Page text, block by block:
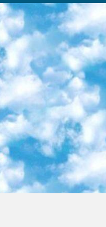
площадки регулярно обрастает текстами статей из различных научных изданий. Сгруппированные по журналам и рубрикам публикации можно читать онлайн или скачивать целиком в PDF-формате. Проект нацелен на популяризацию науки за счёт открытого доступа к качественной информации. 6. «ПостНаука» На этом ресурсе публикуют подборки видеолекций, составленные экспертами из разных отраслей и объединённые общими темами. Среди них, к примеру, есть серии «Биоинформатика и геномика», «Культура средневековой Скандинавии» и Cinema Studies о теории кино. Каждая подборка лекций — логически связанная история, рассказанная экспертом от первого лица. Кроме того, на сайте появляются научно-образовательные статьи и тесты на разные темы. 7. «Newочём» Команда проекта «Newочём» отбирает самые интересные тексты из англоязычных СМИ и переводит те из них, за которые голосуют участники сообщества «ВКонтакте». По большей части это научно-популярные статьи. Редакторы придумывают лишь заголовки, в остальном содержание переводов соответствует оригиналам. Полные тексты можно читать прямо в социальной сети. 8. InternetUrok Онлайн-база материалов по основным дисциплинам школьной программы. Информация на сайте структурирована по классам, предметам и темам (урокам). Каждый урок состоит из видеолекций и конспектов. Есть также интерактивные тренажёры и тесты для закрепления пройденного материала. Даже если вы давно окончили школу, возможность повторить программу старших классов всегда может пригодиться. 9. Edutainme Ещё один ресурс об образовании. В отличие от Newtonew, как мне кажется, Edutainme больше ориентируется на представителей индустрии: педагогов, предпринимателей, разработчиков образовательных проектов. Но и любой, кто просто стремится к саморазвитию, найдёт на сайте много полезного и интересного для себя. Например, информацию о новых курсах и образовательных сервисах. 10. Newtonew Онлайн-медиа об образовании и обучении в широком смысле. Авторы Newtonew пишут об инструментах, заведениях, тактиках и стратегиях, которые помогают учить других и получать новые знания самостоятельно. На этой площадке вы найдёте новости, обзоры, аналитические мат